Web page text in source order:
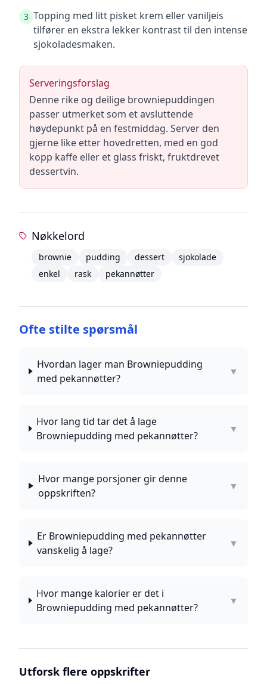
3 Topping med litt pisket krem eller vaniljeis
tilfører en ekstra lekker kontrast til den intense
sjokoladesmaken.
Serveringsforslag
Denne rike og deilige browniepuddingen
passer utmerket som et avsluttende
høydepunkt på en festmiddag. Server den
gjerne like etter hovedretten, med en god
kopp kaffe eller et glass friskt, fruktdrevet
dessertvin.
Nøkkelord
brownie pudding dessert
sjokolade
enkel
rask pekannøtter
Ofte stilte spørsmål
Hvordan lager man Browniepudding
med pekannøtter?
▼
Hvor lang tid tar det å lage
Browniepudding med pekannøtter?
▼
Hvor mange porsjoner gir denne
oppskriften?
▼
Er Browniepudding med pekannøtter
vanskelig å lage?
▼
Hvor mange kalorier er det i
Browniepudding med pekannøtter?
▼
Utforsk flere oppskrifter